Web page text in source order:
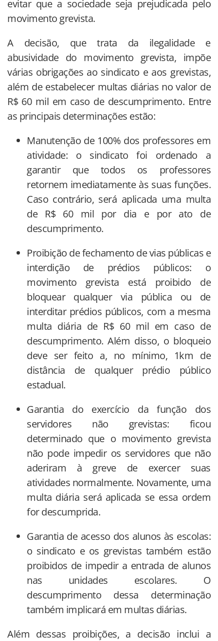
evitar que a sociedade seja prejudicada pelo
movimento grevista.
A decisão, que trata da ilegalidade e
abusividade do movimento grevista, impõe
várias obrigações ao sindicato e aos grevistas,
além de estabelecer multas diárias no valor de
R$ 60 mil em caso de descumprimento. Entre
as principais determinações estão:
Manutenção de 100% dos professores em
atividade: o sindicato foi ordenado a
garantir que todos os professores
retornem imediatamente às suas funções.
Caso contrário, será aplicada uma multa
de R$ 60 mil por dia e por ato de
descumprimento.
Proibição de fechamento de vias públicas e
interdição de prédios públicos: o
movimento grevista está proibido de
bloquear qualquer via pública ou de
interditar prédios públicos, com a mesma
multa diária de R$ 60 mil em caso de
descumprimento. Além disso, o bloqueio
deve ser feito a, no mínimo, 1km de
distância de qualquer prédio público
estadual.
Garantia do exercício da função dos
servidores não grevistas: ficou
determinado que o movimento grevista
não pode impedir os servidores que não
aderiram à greve de exercer suas
atividades normalmente. Novamente, uma
multa diária será aplicada se essa ordem
for descumprida.
Garantia de acesso dos alunos às escolas:
o sindicato e os grevistas também estão
proibidos de impedir a entrada de alunos
nas unidades escolares. O
descumprimento dessa determinação
também implicará em multas diárias.
Além dessas proibições, a decisão inclui a